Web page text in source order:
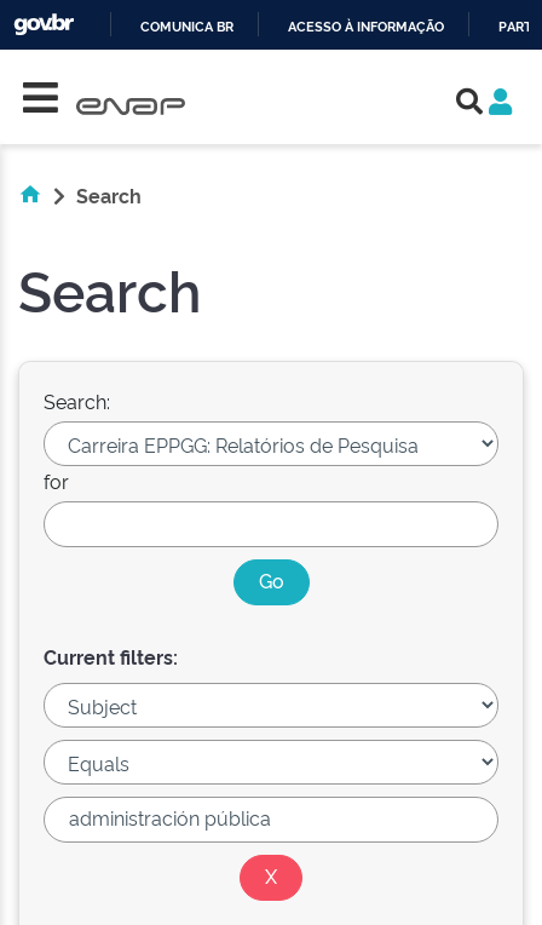
COMUNICA BR ACESSO À INFORMAÇÃO
Search
Search
Search:
for
Current filters: